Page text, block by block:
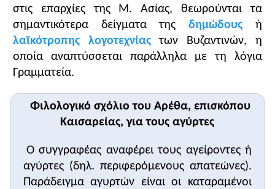
στις επαρχίες της Μ. Ασίας, θεωρούνται τα
σημαντικότερα δείγματα τηςδημώδους ή
λαϊκότροπης λογοτεχνίαςτων Βυζαντινών, η
οποία αναπτύσσεται παράλληλα με τη λόγια
Γραμματεία.
Φιλολογικό σχόλιο του Αρέθα, επισκόπου
Καισαρείας, για τους αγύρτες
Ο συγγραφέας αναφέρει τους αγείροντες ή
αγύρτες (δηλ. περιφερόμενους απατεώνες).
Παράδειγμα αγυρτών είναι οι καταραμένοι